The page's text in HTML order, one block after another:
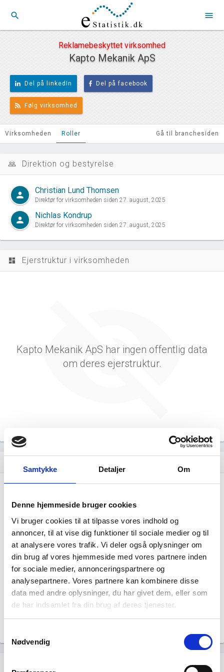
Samtykke Detaljer Om
Denne hjemmeside bruger cookies
Vi bruger cookies til at tilpasse vores indhold og
annoncer, til at vise dig funktioner til sociale medier og til
at analysere vores trafik. Vi deler også oplysninger om
din brug af vores hjemmeside med vores partnere inden
for sociale medier, annonceringspartnere og
analysepartnere. Vores partnere kan kombinere disse
data med andre oplysninger, du har givet dem, eller som
de har indsamlet fra din brug af deres tjenester.
Nødvendig
search menu
Reklamebeskyttet virksomhed
Kapto Mekanik ApS
Del på linkedIn Del på facebook
Følg virksomhed
Virksomheden Roller Gå til branchesiden
people_outline Direktion og bestyrelse
person Christian Lund Thomsen
Direktør for virksomheden siden 27. august, 2025
person Nichlas Kondrup
Direktør for virksomheden siden 27. august, 2025
dashboard Ejerstruktur i virksomheden
Kapto Mekanik ApS har ingen offentlig data
om deres ejerstruktur.
Kapto Mekanik ApS har ingen
datterselskaber.